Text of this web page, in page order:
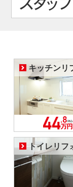
キッチンリ
トイレリフ